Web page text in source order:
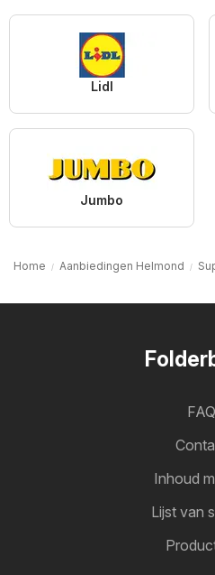
Lidl
Jumbo
Home Aanbiedingen Helmond
FAQ
Inhoud
Lijst van